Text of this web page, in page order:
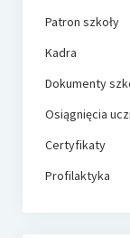
Patron szkoły
Kadra
Dokumenty
Osiągnięcia
Certyfikaty
Profilaktyka